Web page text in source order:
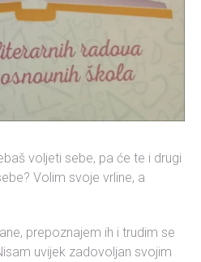
voljeti sebe, pa će te i drugi
Volim svoje vrline, a
prepoznajem ih i trudim se
uvijek zadovoljan svojim